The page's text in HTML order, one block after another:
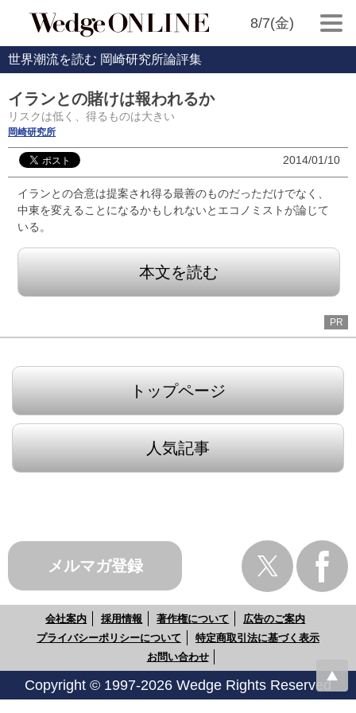
8/7(金)
世界潮流を読む 岡崎研究所論評集
イランとの賭けは報われるか
リスクは低く、得るものは大きい
岡崎研究所
2014/01/10
イランとの合意は提案され得る最善のものだっただけでなく、
中東を変えることになるかもしれないとエコノミストが論じて
いる。
本文を読む
PR
トップページ
人気記事
メルマガ登録
会社案内 採用情報 著作権について
広告のご案内
プライバシーポリシーについて
特定商取引法に基づく表示
お問い合わせ
Copyright © 1997-2026 Wedge Rights Reserved